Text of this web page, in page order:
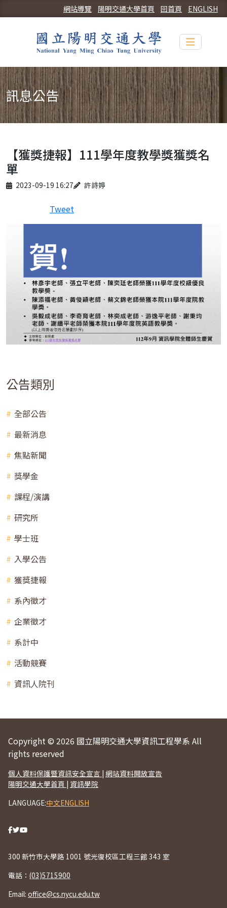
ENGLISH
回首頁
陽明交通大學首頁
網站導覽
Toggle
訊息公告
【獲獎捷報】111學年度教學獎獲獎名
單
Published on
2023-09-19 16:27
Author 許詩婷
Tweet
公告類別
全部公告
最新消息
焦點新聞
獎學金
課程/演講
研究所
學士班
入學公告
獲獎捷報
系內徵才
企業徵才
系計中
活動競賽
資訊人院刊
Copyright © 2026 國立陽明交通大學資訊工程學系 All
rights reserved
個人資料保護暨資訊安全宣言 | 網站資料開放宣告
陽明交通大學首頁 | 資訊學院
LANGUAGE:中文ENGLISH
300 新竹市大學路 1001 號光復校區工程三館 343 室
電話： (03)5715900
Email: office@cs.nycu.edu.tw